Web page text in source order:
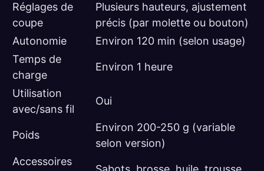
Réglages de
coupe
Plusieurs hauteurs, ajustement
précis (par molette ou bouton)
Autonomie
Environ 120 min (selon usage)
Temps de
charge
Environ 1 heure
Utilisation
avec/sans fil
Oui
Poids
Environ 200-250 g (variable
selon version)
Accessoires